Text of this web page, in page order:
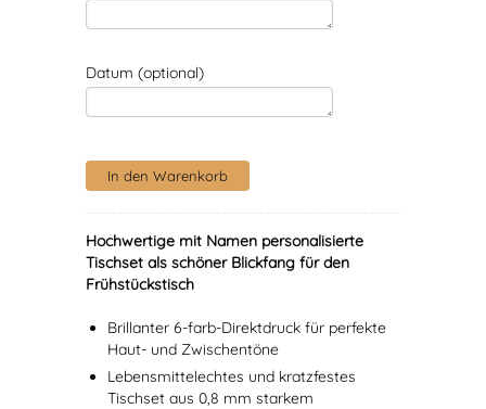
Datum (optional)
Hochwertige mit Namen personalisierte
Tischset als schöner Blickfang für den
Frühstückstisch
Brillanter 6-farb-Direktdruck für perfekte
Haut- und Zwischentöne
Lebensmittelechtes und kratzfestes
Tischset aus 0,8 mm starkem